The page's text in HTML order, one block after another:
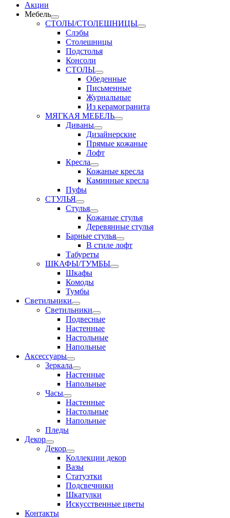
Акции
Мебель
СТОЛЫ/СТОЛЕШНИЦЫ
Слэбы
Столешницы
Подстолья
Консоли
СТОЛЫ
Обеденные
Письменные
Журнальные
Из керамогранита
МЯГКАЯ МЕБЕЛЬ
Диваны
Дизайнерские
Прямые кожаные
Лофт
Кресла
Кожаные кресла
Каминные кресла
Пуфы
СТУЛЬЯ
Стулья
Кожаные стулья
Деревянные стулья
Барные стулья
В стиле лофт
Табуреты
ШКАФЫ/ТУМБЫ
Шкафы
Комоды
Тумбы
Светильники
Светильники
Подвесные
Настенные
Настольные
Напольные
Аксессуары
Зеркала
Настенные
Напольные
Часы
Настенные
Настольные
Напольные
Пледы
Декор
Декор
Коллекции декор
Вазы
Статуэтки
Подсвечники
Шкатулки
Искусственные цветы
Контакты